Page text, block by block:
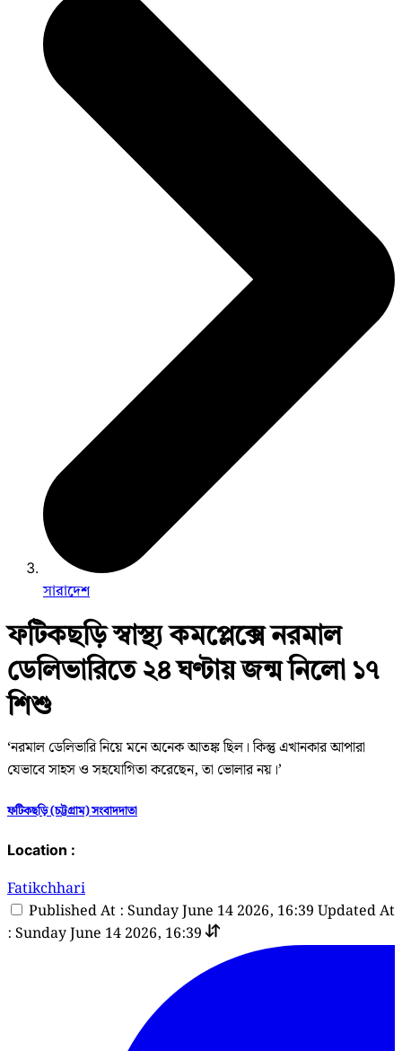
সারাদেশ
ফটিকছড়ি স্বাস্থ্য কমপ্লেক্সে নরমাল
ডেলিভারিতে ২৪ ঘণ্টায় জন্ম নিলো ১৭
শিশু
‘নরমাল ডেলিভারি নিয়ে মনে অনেক আতঙ্ক ছিল। কিন্তু এখানকার আপারা
যেভাবে সাহস ও সহযোগিতা করেছেন, তা ভোলার নয়।’
ফটিকছড়ি (চট্টগ্রাম) সংবাদদাতা
Location :
Fatikchhari
Published At : Sunday June 14 2026, 16:39 Updated At
: Sunday June 14 2026, 16:39